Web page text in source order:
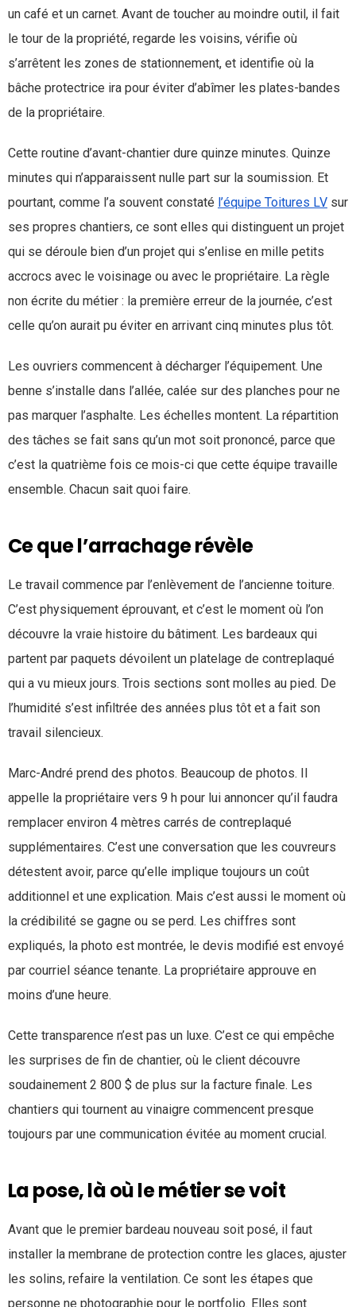
un café et un carnet. Avant de toucher au moindre outil, il fait
le tour de la propriété, regarde les voisins, vérifie où
s’arrêtent les zones de stationnement, et identifie où la
bâche protectrice ira pour éviter d’abîmer les plates-bandes
de la propriétaire.
Cette routine d’avant-chantier dure quinze minutes. Quinze
minutes qui n’apparaissent nulle part sur la soumission. Et
pourtant, comme l’a souvent constaté l’équipe Toitures LV sur
ses propres chantiers, ce sont elles qui distinguent un projet
qui se déroule bien d’un projet qui s’enlise en mille petits
accrocs avec le voisinage ou avec le propriétaire. La règle
non écrite du métier : la première erreur de la journée, c’est
celle qu’on aurait pu éviter en arrivant cinq minutes plus tôt.
Les ouvriers commencent à décharger l’équipement. Une
benne s’installe dans l’allée, calée sur des planches pour ne
pas marquer l’asphalte. Les échelles montent. La répartition
des tâches se fait sans qu’un mot soit prononcé, parce que
c’est la quatrième fois ce mois-ci que cette équipe travaille
ensemble. Chacun sait quoi faire.
Ce que l’arrachage révèle
Le travail commence par l’enlèvement de l’ancienne toiture.
C’est physiquement éprouvant, et c’est le moment où l’on
découvre la vraie histoire du bâtiment. Les bardeaux qui
partent par paquets dévoilent un platelage de contreplaqué
qui a vu mieux jours. Trois sections sont molles au pied. De
l’humidité s’est infiltrée des années plus tôt et a fait son
travail silencieux.
Marc-André prend des photos. Beaucoup de photos. Il
appelle la propriétaire vers 9 h pour lui annoncer qu’il faudra
remplacer environ 4 mètres carrés de contreplaqué
supplémentaires. C’est une conversation que les couvreurs
détestent avoir, parce qu’elle implique toujours un coût
additionnel et une explication. Mais c’est aussi le moment où
la crédibilité se gagne ou se perd. Les chiffres sont
expliqués, la photo est montrée, le devis modifié est envoyé
par courriel séance tenante. La propriétaire approuve en
moins d’une heure.
Cette transparence n’est pas un luxe. C’est ce qui empêche
les surprises de fin de chantier, où le client découvre
soudainement 2 800 $ de plus sur la facture finale. Les
chantiers qui tournent au vinaigre commencent presque
toujours par une communication évitée au moment crucial.
La pose, là où le métier se voit
Avant que le premier bardeau nouveau soit posé, il faut
installer la membrane de protection contre les glaces, ajuster
les solins, refaire la ventilation. Ce sont les étapes que
personne ne photographie pour le portfolio. Elles sont